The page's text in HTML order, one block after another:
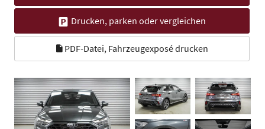
Drucken, parken oder vergleichen
PDF-Datei, Fahrzeugexposé drucken